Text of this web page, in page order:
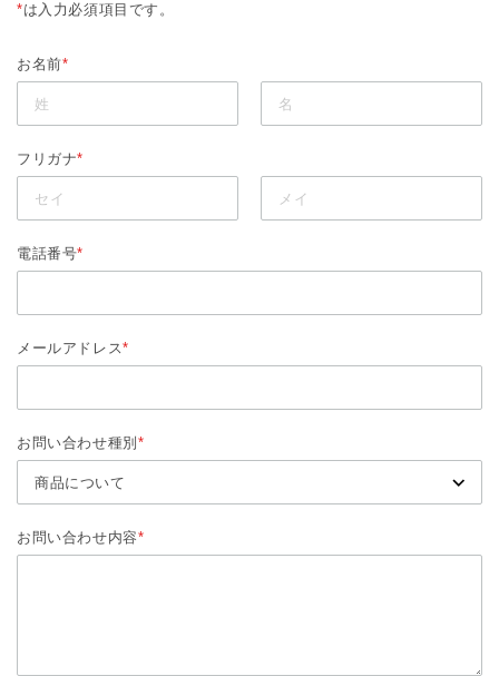
*は入力必須項目です。
お名前*
フリガナ*
電話番号*
メールアドレス*
お問い合わせ種別 *
お問い合わせ内容*